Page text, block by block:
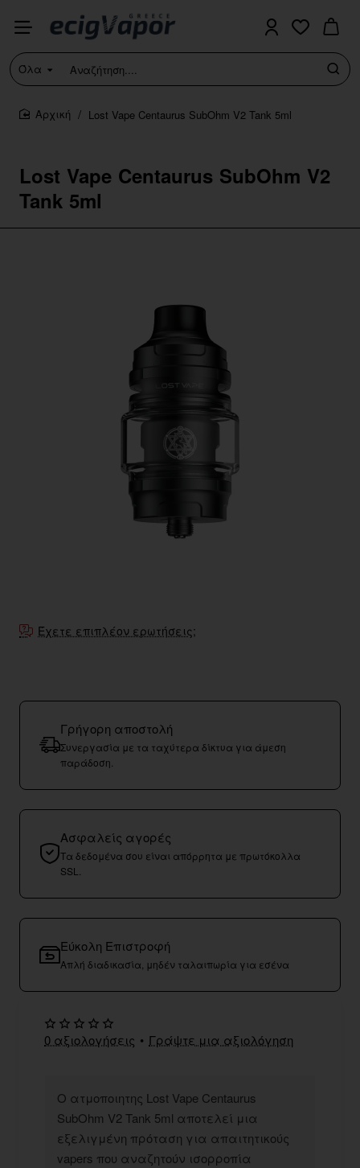
Όλα
Αναζήτηση....
Lost Vape Centaurus SubOhm V2
Tank 5ml
home
Lost Vape Centaurus SubOhm V2 Tank 5ml
Έχετε επιπλέον ερωτήσεις;
Γρήγορη αποστολή
Συνεργασία με τα ταχύτερα δίκτυα για άμεση
παράδοση.
Ασφαλείς αγορές
Τα δεδομένα σου είναι απόρρητα με πρωτόκολλα
SSL.
Εύκολη Επιστροφή
Απλή διαδικασία, μηδέν ταλαιπωρία για εσένα
Ο ατμοποιητης Lost Vape Centaurus
SubOhm V2 Tank 5ml αποτελεί μια
εξελιγμένη πρόταση για απαιτητικούς
vapers που αναζητούν ισορροπία
0 αξιολογήσεις • Γράψτε μια αξιολόγηση